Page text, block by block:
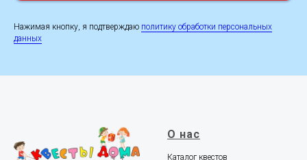
Нажимая кнопку, я подтверждаю политику обработки персональных
данных
О нас
Каталог квестов